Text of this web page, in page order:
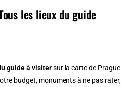
les lieux du guide
guide à visitersur lacarte de Prague
budget, monuments à ne pas rater,